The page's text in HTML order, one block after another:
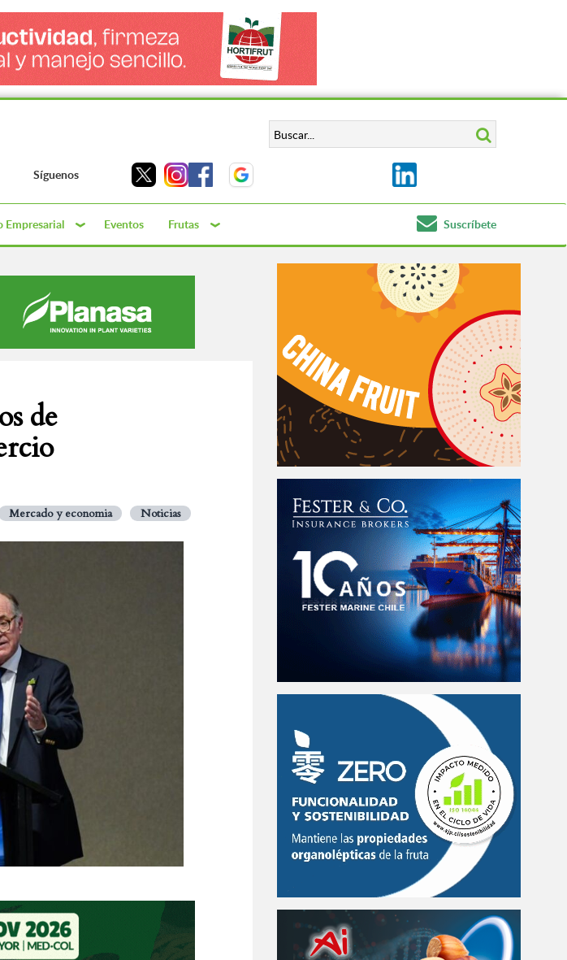
Síguenos
Empresarial Eventos Frutas Suscríbete
de
Mercado y economia Noticias